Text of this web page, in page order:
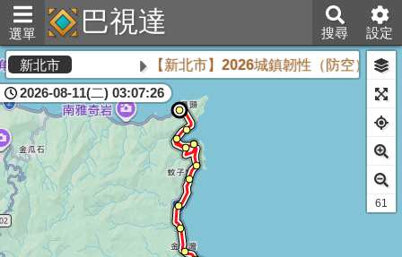
選單 巴視達 搜尋 設定
新北市 【新北市】2026城鎮韌性（防空）演習
2026-08-11(二) 03:07:26
60